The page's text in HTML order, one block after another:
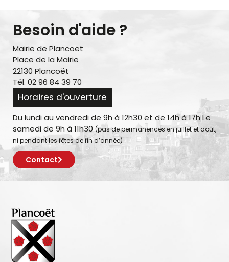
Besoin d'aide ?
Mairie de Plancoët
Place de la Mairie
22130 Plancoët
Tél. 02 96 84 39 70
Horaires d'ouverture
Du lundi au vendredi de 9h à 12h30 et de 14h à 17h Le
samedi de 9h à 11h30 (pas de permanences en juillet et août,
ni pendant les fêtes de fin d’année)
Contact